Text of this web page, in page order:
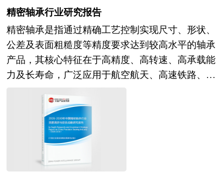
构而不是技术或企业规模决定的。产业关联性以及
源于共同利益的相互依附和相互信任是最基本的条
件。因此产业园区发展必须从产业组织形式着手，
去寻找有效途径。产业集群作为实现企业间有效协
作的组织形式，是推动园区发展的必然选择。对于
念，无论是改善现有的招商环境和创新环境，还是
在招商引资工作中，都要从加强产业联系出发，并
以提高区域竞争力、发展有国际竞争力的产业为指
导思想。在有条件的产业园区，及时地实行产业联
系推动战略，并转化为实际的对策措施，将会推动
及行业的投资分析和趋势预测等等。报告还综合了
半导体智能制造行业的整体发展动态，对行业在产
品方面提供了参考建议和具体解决办法。报告对于
半导体智能制造产品生产企业、经销商、行业管理
部门以及拟进入该行业的投资者具有重要的参考价
提高企业的运营效率、促进企业的发展壮大有学术
和实践的双重意义。
能农机的门槛；全球化布局维度，中国智能农机企
业将从新兴市场向"一带一路"沿线及发达国家市场
拓展，逐步建立国际品牌影响力。 本研究咨询报
告由中研普华咨询公司领衔撰写，在大量周密的市
场调研基础上，主要依据了国家统计局、国家商务
部、国家发改委、国家经济信息中心、国务院发展
研究中心、国家海关总署、全国商业信息中心、中
国经济景气监测中心、中国行业研究网、全国及海
外相关报刊杂志的基础信息以及智能农机行业研究
单位等公布和提供的大量资料。报告对我国智能农
机行业的供需状况、发展现状、子行业发展变化等
梯队企业差异化竞争活跃，但产能结构性过剩与高
端产能不足并存，海外市场拓展面临贸易壁垒与本
地化供应要求的双重挑战。产业挑战方面，原材料
价格波动与资源对外依存度、热失控安全技术瓶
颈、退役电池回收体系不完善、全生命周期碳足迹
未来，动力电池系统行业将呈现三大演进趋势。技
术路线层面，液态电池向半固态、全固态的渐进式
升级加速，高镍低钴、富锂锰基、硅碳负极等新材
料体系商业化应用，钠离子电池在特定场景实现规
模化配套，技术多元化与场景适配性成为竞争焦
定技术门槛与研发强度要求的芯片相关企业，这些
代表。从产业视角看，科创芯片企业深度嵌入全球
半导体产业链，业务范围涵盖上游的半导体材料与
核心设备、中游的芯片设计与晶圆制造、以及下游
的封装测试与系统应用，形成了对全产业链的广泛
覆盖。 这类企业普遍具备高强度的研发投入、自
主可控的技术路径以及面向全球竞争的创新能力，
是中国突破“卡脖子”技术、实现半导体产业链安全
与韧性的重要力量。随着摩尔定律的持续推进与产
业分工的不断深化，科创芯片的内涵也在动态演
进，不仅包括传统意义上的集成电路制造企业，也
精密轴承行业研究报告
精密轴承是指通过精确工艺控制实现尺寸、形状、
公差及表面粗糙度等精度要求达到较高水平的轴承
产品，其核心特征在于高精度、高转速、高承载能
力及长寿命，广泛应用于航空航天、高速铁路、数
。按照精度等级划分，精密轴承可分为P5级（精密
级）、P4级（高级精度）及P2级（超高级精度）；
按照结构形式则包括深沟球轴承、角接触球轴承、
圆柱滚子轴承、圆锥滚子轴承等类型 。作为高端
装备制造的关键基础零部件，精密轴承的性能直接